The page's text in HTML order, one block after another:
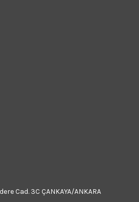
Cad. 3C ÇANKAYA/ANKARA